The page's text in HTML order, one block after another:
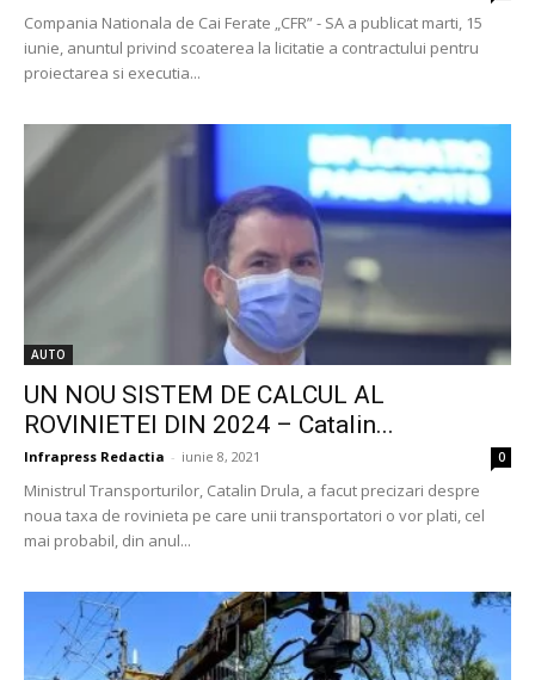
Compania Nationala de Cai Ferate „CFR” - SA a publicat marti, 15
iunie, anuntul privind scoaterea la licitatie a contractului pentru
proiectarea si executia...
AUTO
UN NOU SISTEM DE CALCUL AL
ROVINIETEI DIN 2024 – Catalin...
Infrapress Redactia - iunie 8, 2021 0
Ministrul Transporturilor, Catalin Drula, a facut precizari despre
noua taxa de rovinieta pe care unii transportatori o vor plati, cel
mai probabil, din anul...